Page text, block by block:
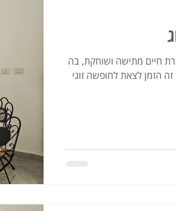
חיים מתישה ושוחקת, בה
זה הזמן לצאת לחופשה זוגי